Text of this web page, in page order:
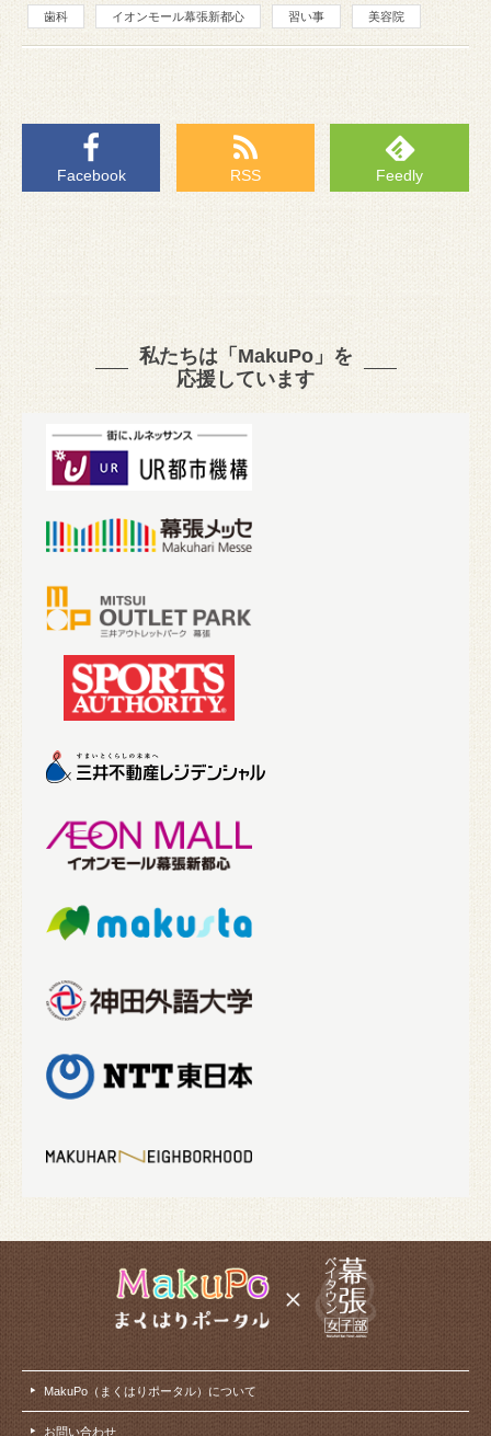
歯科 イオンモール幕張新都心 習い事 美容院
Facebook RSS Feedly
私たちは「MakuPo」を
応援しています
MakuPo（まくはりポータル）について
お問い合わせ